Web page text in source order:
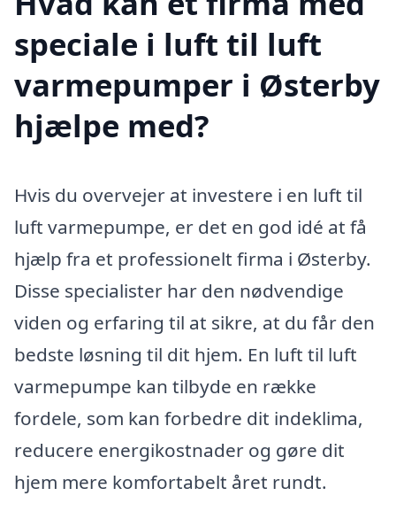
speciale i luft til luft
varmepumper i Østerby
hjælpe med?
Hvis du overvejer at investere i en luft til
luft varmepumpe, er det en god idé at få
hjælp fra et professionelt firma i Østerby.
Disse specialister har den nødvendige
viden og erfaring til at sikre, at du får den
bedste løsning til dit hjem. En luft til luft
varmepumpe kan tilbyde en række
fordele, som kan forbedre dit indeklima,
reducere energikostnader og gøre dit
hjem mere komfortabelt året rundt.